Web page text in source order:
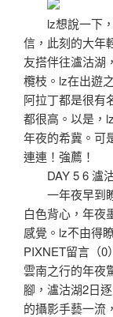
lz想說一下，
信，此刻的大年
友搭伴往瀘沽湖
欖枝。lz在出遊
阿拉丁都是很有
都很高。以是，
年夜的希冀。可
連連！強薦！
DAY 5 6 瀘
一年夜早到瞭
白色背心，年夜
感覺。lz不由得
PIXNET留言（0
雲南之行的年夜
腳，瀘沽湖2日
的攝影手藝一流